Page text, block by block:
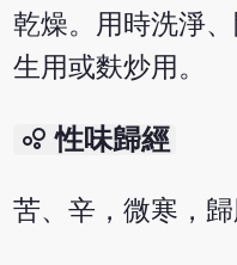
乾燥。用時洗淨
生用或麩炒用。
bubble_chart 性味歸經
苦、辛，微寒，歸